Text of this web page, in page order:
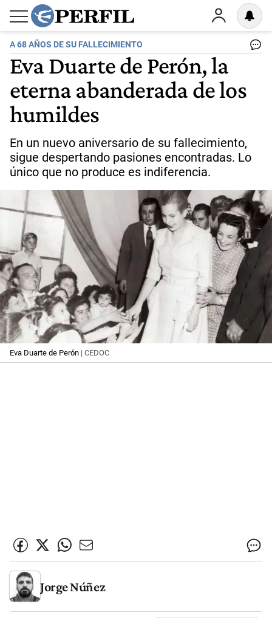
A 68 AÑOS DE SU FALLECIMIENTO
Eva Duarte de Perón, la
eterna abanderada de los
humildes
En un nuevo aniversario de su fallecimiento,
sigue despertando pasiones encontradas. Lo
único que no produce es indiferencia.
Eva Duarte de Perón | CEDOC
Jorge Núñez